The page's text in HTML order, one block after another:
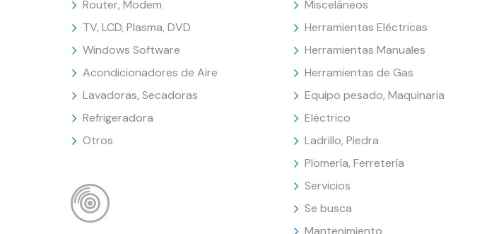
Router, Modem
TV, LCD, Plasma, DVD
Windows Software
Acondicionadores de Aire
Lavadoras, Secadoras
Refrigeradora
Otros
Misceláneos
Herramientas Eléctricas
Herramientas Manuales
Herramientas de Gas
Equipo pesado, Maquinaria
Eléctrico
Ladrillo, Piedra
Plomería, Ferretería
Servicios
Se busca
Mantenimiento